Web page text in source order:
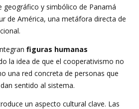
y simbólico de Panamá
de América, una metáfora directa de
figuras humanas
la idea de que el cooperativismo no
una red concreta de personas que
sentido al sistema.
un aspecto cultural clave. Las